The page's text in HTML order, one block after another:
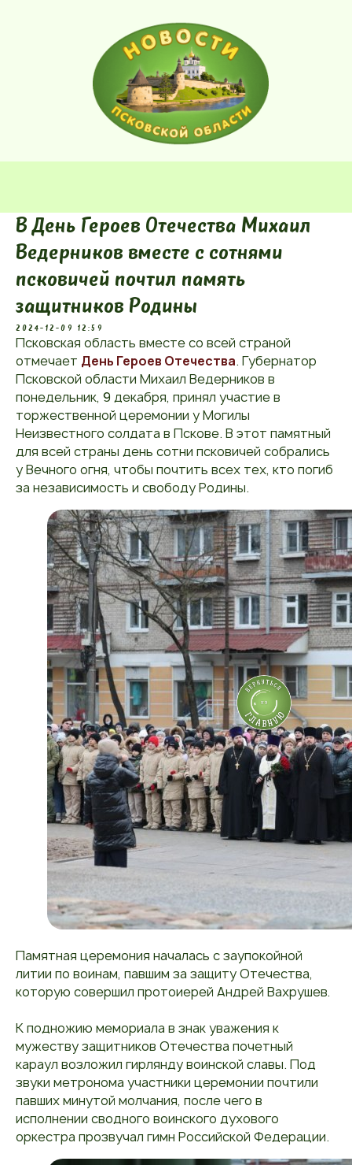
В День Героев Отечества Михаил
Ведерников вместе с сотнями
псковичей почтил память
защитников Родины
2024-12-09 12:59
Псковская область вместе со всей страной
отмечает День Героев Отечества. Губернатор
Псковской области Михаил Ведерников в
понедельник, 9 декабря, принял участие в
торжественной церемонии у Могилы
Неизвестного солдата в Пскове. В этот памятный
для всей страны день сотни псковичей собрались
у Вечного огня, чтобы почтить всех тех, кто погиб
за независимость и свободу Родины.
Памятная церемония началась с заупокойной
литии по воинам, павшим за защиту Отечества,
которую совершил протоиерей Андрей Вахрушев.
К подножию мемориала в знак уважения к
мужеству защитников Отечества почетный
караул возложил гирлянду воинской славы. Под
звуки метронома участники церемонии почтили
павших минутой молчания, после чего в
исполнении сводного воинского духового
оркестра прозвучал гимн Российской Федерации.